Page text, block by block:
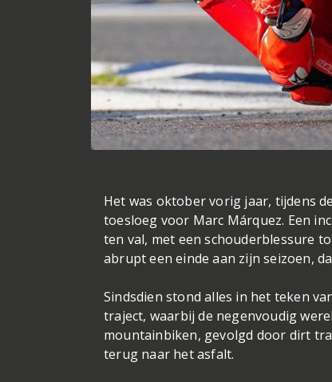
Het was oktober vorig jaar, tijdens
toesloeg voor Marc Márquez. Een
ten val, met een schouderblessure
abrupt een einde aan zijn seizoen,
Sindsdien stond alles in het teken
traject, waarbij de negenvoudig
mountainbiken, gevolgd door dirt
terug naar het asfalt.